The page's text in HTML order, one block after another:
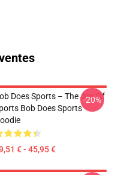
Does Sports – The Joy Of
Bob Does Sports
€ - 45,95 €
-20%